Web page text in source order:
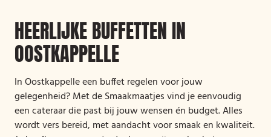
HEERLIJKE BUFFETTEN IN
OOSTKAPPELLE
In Oostkappelle een buffet regelen voor jouw
gelegenheid? Met de Smaakmaatjes vind je eenvoudig
een cateraar die past bij jouw wensen én budget. Alles
wordt vers bereid, met aandacht voor smaak en kwaliteit.